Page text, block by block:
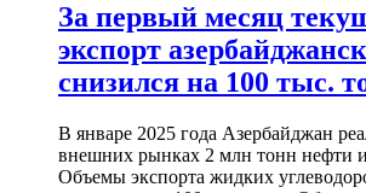
За первый месяц
экспорт
снизился на 100 тыс.
В январе 2025 года Азербайджан
внешних рынках 2 млн тонн нефти и
Объемы экспорта жидких